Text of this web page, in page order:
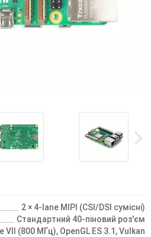
2 × 4-lane MIPI (CSI/DSI сумісні)
Стандартний 40-піновий роз'єм
VII (800 МГц), OpenGL ES 3.1, Vulkan